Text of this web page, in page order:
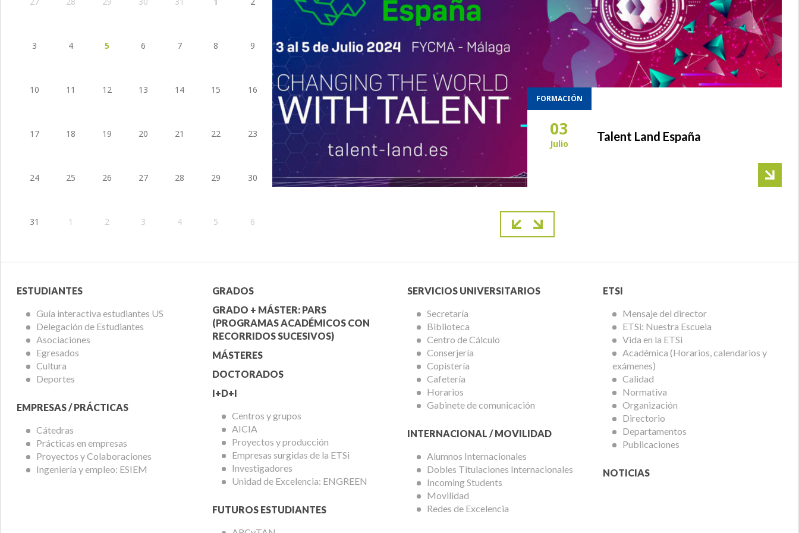
FORMACIÓN
03
Julio
Talent Land España
Paginación
3 4 5 6 7 8 9
10 11 12 13 14 15 16
17 18 19 20 21 22 23
24 25 26 27 28 29 30
31 1 2 3 4 5 6
Menú
Alumnos
ESTUDIANTES
Guía interactiva estudiantes US
Delegación de Estudiantes
Asociaciones
Egresados
Cultura
Deportes
EMPRESAS / PRÁCTICAS
Cátedras
Prácticas en empresas
Proyectos y Colaboraciones
Ingeniería y empleo: ESIEM
Menú
Oferta
Académica
GRADOS
GRADO + MÁSTER: PARS
(PROGRAMAS ACADÉMICOS CON
RECORRIDOS SUCESIVOS)
MÁSTERES
DOCTORADOS
I+D+I
Centros y grupos
AICIA
Proyectos y producción
Empresas surgidas de la ETSi
Investigadores
Unidad de Excelencia: ENGREEN
FUTUROS ESTUDIANTES
Menú
Servicios
Universitarios
SERVICIOS UNIVERSITARIOS
Secretaría
Biblioteca
Centro de Cálculo
Conserjería
Copistería
Cafetería
Horarios
Gabinete de comunicación
INTERNACIONAL / MOVILIDAD
Alumnos Internacionales
Dobles Titulaciones Internacionales
Incoming Students
Movilidad
Redes de Excelencia
Menú
ETSi
ETSI
Mensaje del director
ETSi: Nuestra Escuela
Vida en la ETSi
Académica (Horarios, calendarios y
exámenes)
Calidad
Normativa
Organización
Directorio
Departamentos
Publicaciones
NOTICIAS